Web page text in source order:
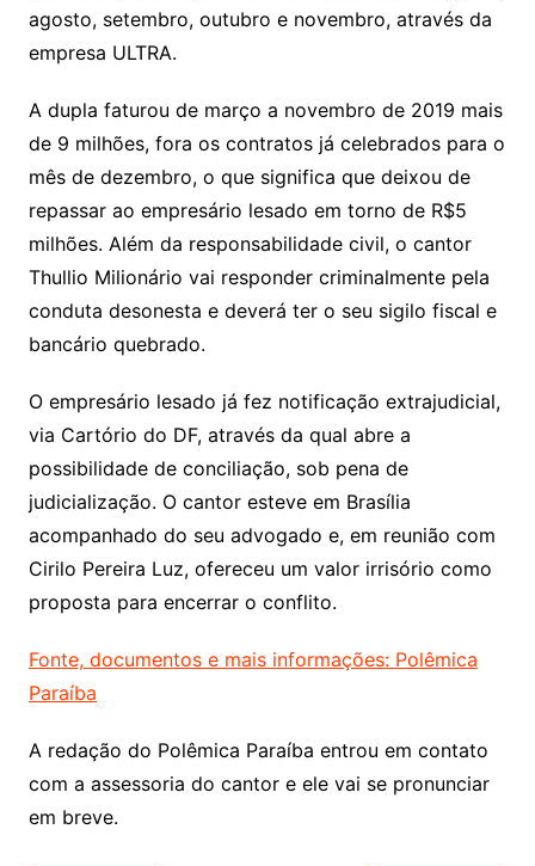
agosto, setembro, outubro e novembro, através da
empresa ULTRA.
A dupla faturou de março a novembro de 2019 mais
de 9 milhões, fora os contratos já celebrados para o
mês de dezembro, o que significa que deixou de
repassar ao empresário lesado em torno de R$5
milhões. Além da responsabilidade civil, o cantor
Thullio Milionário vai responder criminalmente pela
conduta desonesta e deverá ter o seu sigilo fiscal e
bancário quebrado.
O empresário lesado já fez notificação extrajudicial,
via Cartório do DF, através da qual abre a
possibilidade de conciliação, sob pena de
judicialização. O cantor esteve em Brasília
acompanhado do seu advogado e, em reunião com
Cirilo Pereira Luz, ofereceu um valor irrisório como
proposta para encerrar o conflito.
Fonte, documentos e mais informações: Polêmica
Paraíba
A redação do Polêmica Paraíba entrou em contato
com a assessoria do cantor e ele vai se pronunciar
em breve.